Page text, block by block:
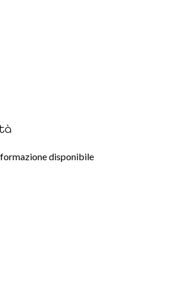
disponibile